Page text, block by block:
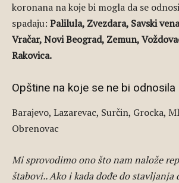
koronana na koje bi mogla da se
spadaju: Palilula, Zvezdara, Savski
Vračar, Novi Beograd, Zemun,
Rakovica.
Opštine na koje se ne bi odnosila
Barajevo, Lazarevac, Surčin, Grocka,
Obrenovac
Mi sprovodimo ono što nam nalože
štabovi.. Ako i kada dođe do stavljanja